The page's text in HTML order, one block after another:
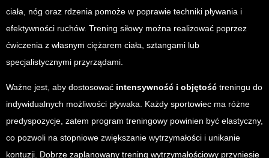
ciała, nóg oraz rdzenia pomoże w poprawie techniki pływania i
efektywności ruchów. Trening siłowy można realizować poprzez
ćwiczenia z własnym ciężarem ciała, sztangami lub
specjalistycznymi przyrządami.
Ważne jest, aby dostosować intensywność i objętość treningu do
indywidualnych możliwości pływaka. Każdy sportowiec ma różne
predyspozycje, zatem program treningowy powinien być elastyczny,
co pozwoli na stopniowe zwiększanie wytrzymałości i unikanie
kontuzji. Dobrze zaplanowany trening wytrzymałościowy przyniesie